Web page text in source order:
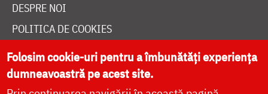
DESPRE NOI
POLITICA DE COOKIES
DONEAZĂ ONLINE PENTRU CATEDRALA NAȚIONALĂ
Folosim cookie-uri pentru a îmbunătăți experiența
dumneavoastră pe acest site.